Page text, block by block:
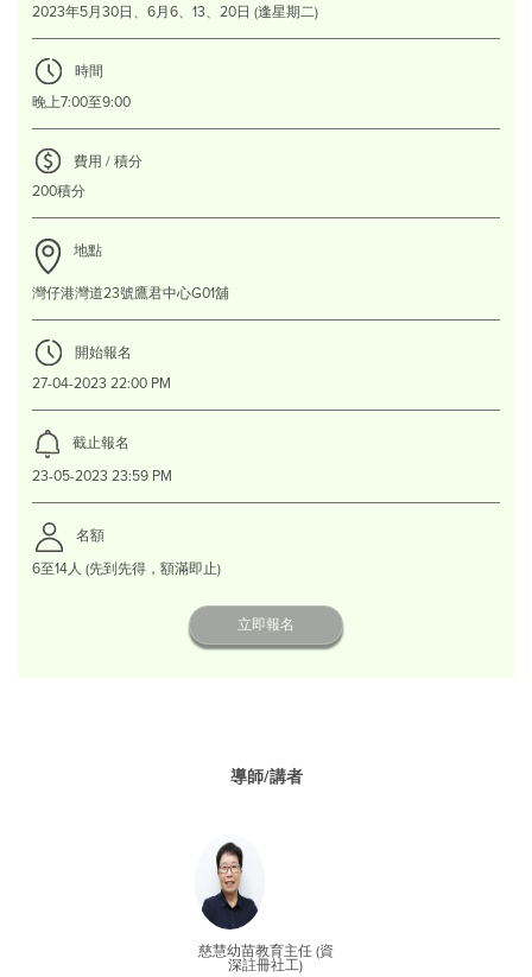
2023年5月30日、6月6、13、20日 (逢星期二)
時間
晚上7:00至9:00
費用 / 積分
200積分
地點
灣仔港灣道23號鷹君中心G01舖
開始報名
27-04-2023 22:00 PM
截止報名
23-05-2023 23:59 PM
名額
6至14人 (先到先得，額滿即止)
立即報名
導師/講者
慈慧幼苗教育主任 (資
深註冊社工)